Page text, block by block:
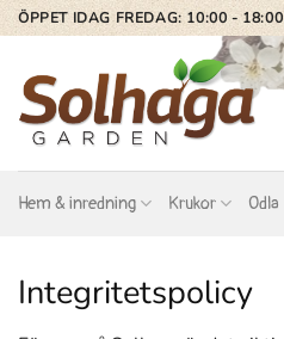
Skip
to
content
ÖPPET IDAG FREDAG: 10:00 - 18:00
Hem & inredning Krukor Odla
Integritetspolicy